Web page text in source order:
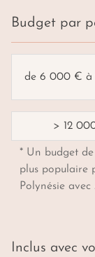
Budget par
de 6 000 €
> 12
* Un budget
plus populaire
Polynésie avec
Inclus avec